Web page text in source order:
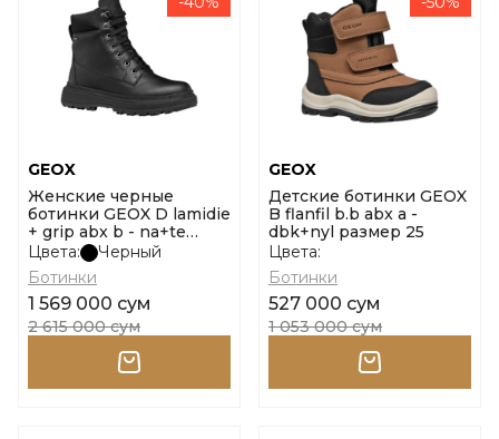
GEOX
Женские черные
ботинки GEOX D lamidie
+ grip abx b - na+te
размер 40
Цвета:
Черный
Ботинки
1 569 000 сум
2 615 000 сум
GEOX
Детские ботинки GEOX
B flanfil b.b abx a -
dbk+nyl размер 25
Цвета:
Ботинки
527 000 сум
1 053 000 сум